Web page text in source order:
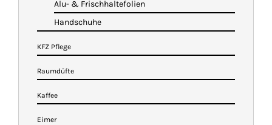
Alu- & Frischhaltefolien
Handschuhe
KFZ Pflege
Raumdüfte
Kaffee
Eimer